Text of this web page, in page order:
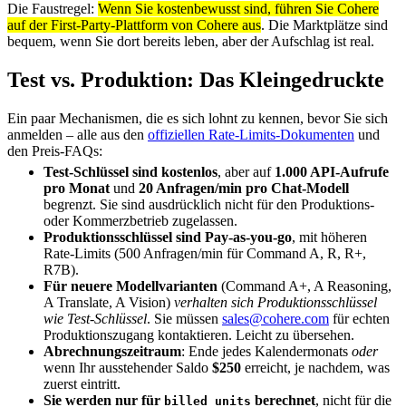
Die Faustregel: Wenn Sie kostenbewusst sind, führen Sie Cohere
auf der First-Party-Plattform von Cohere aus. Die Marktplätze sind
bequem, wenn Sie dort bereits leben, aber der Aufschlag ist real.
Test vs. Produktion: Das Kleingedruckte
Ein paar Mechanismen, die es sich lohnt zu kennen, bevor Sie sich
anmelden – alle aus den offiziellen Rate-Limits-Dokumenten und
den Preis-FAQs:
Test-Schlüssel sind kostenlos, aber auf 1.000 API-Aufrufe
pro Monat und 20 Anfragen/min pro Chat-Modell
begrenzt. Sie sind ausdrücklich nicht für den Produktions-
oder Kommerzbetrieb zugelassen.
Produktionsschlüssel sind Pay-as-you-go, mit höheren
Rate-Limits (500 Anfragen/min für Command A, R, R+,
R7B).
Für neuere Modellvarianten (Command A+, A Reasoning,
A Translate, A Vision) verhalten sich Produktionsschlüssel
wie Test-Schlüssel. Sie müssen sales@cohere.com für echten
Produktionszugang kontaktieren. Leicht zu übersehen.
Abrechnungszeitraum: Ende jedes Kalendermonats oder
wenn Ihr ausstehender Saldo $250 erreicht, je nachdem, was
zuerst eintritt.
Sie werden nur für billed_units berechnet, nicht für die